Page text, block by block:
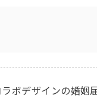
ボデザインの婚姻